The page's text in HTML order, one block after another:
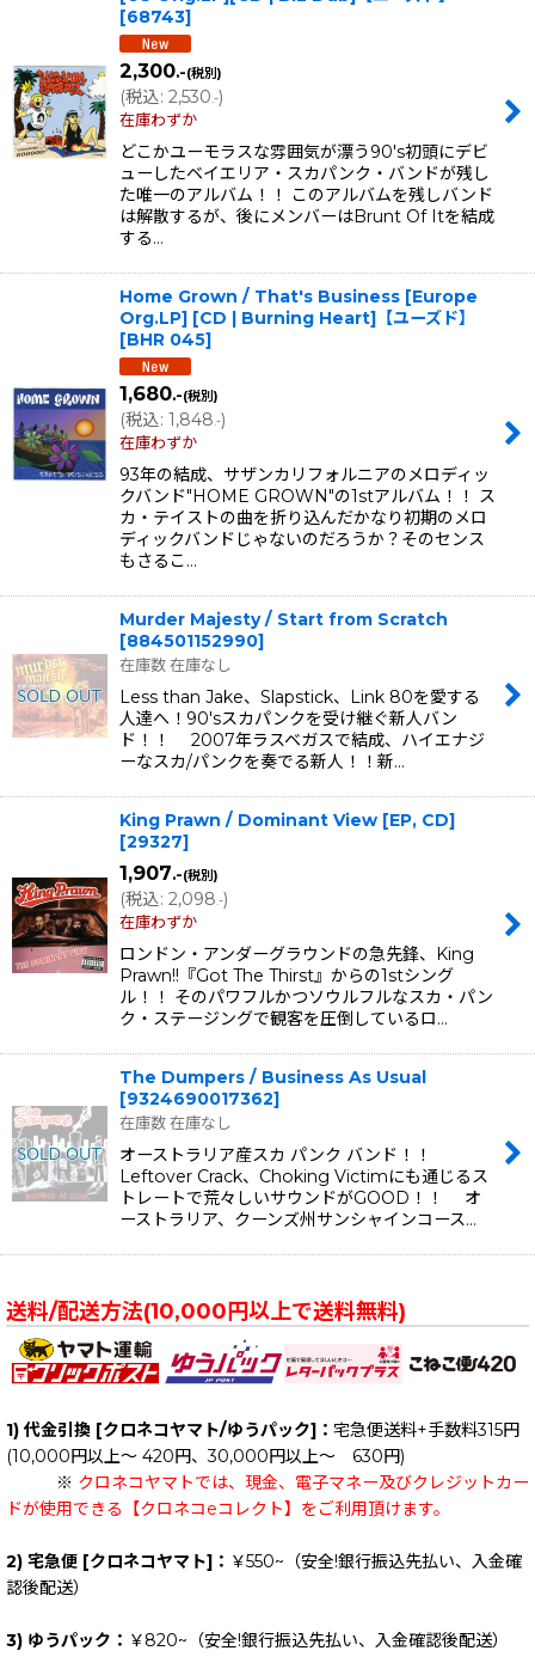
[68743]
2,300.-(税別)
(税込: 2,530.-)
在庫わずか
どこかユーモラスな雰囲気が漂う90's初頭にデビ
ューしたベイエリア・スカパンク・バンドが残し
た唯一のアルバム！！ このアルバムを残しバンド
は解散するが、後にメンバーはBrunt Of Itを結成
する…
Home Grown / That's Business [Europe
Org.LP] [CD | Burning Heart]【ユーズド】
[BHR 045]
1,680.-(税別)
(税込: 1,848 .-)
在庫わずか
93年の結成、サザンカリフォルニアのメロディッ
クバンド"HOME GROWN"の1stアルバム！！ ス
カ・テイストの曲を折り込んだかなり初期のメロ
ディックバンドじゃないのだろうか？そのセンス
もさるこ…
Murder Majesty / Start from Scratch
[884501152990]
在庫数 在庫なし
Less than Jake、Slapstick、Link 80を愛する
人達へ！90'sスカパンクを受け継ぐ新人バン
ド！！ 2007年ラスベガスで結成、ハイエナジ
ーなスカ/パンクを奏でる新人！！新…
King Prawn / Dominant View [EP, CD]
[29327]
1,907.-(税別)
(税込: 2,098 .-)
在庫わずか
ロンドン・アンダーグラウンドの急先鋒、King
Prawn!!『Got The Thirst』からの1stシング
ル！！ そのパワフルかつソウルフルなスカ・パン
ク・ステージングで観客を圧倒しているロ…
The Dumpers / Business As Usual
[9324690017362]
在庫数 在庫なし
オーストラリア産スカ パンク バンド！！
Leftover Crack、Choking Victimにも通じるス
トレートで荒々しいサウンドがGOOD！！ オ
ーストラリア、クーンズ州サンシャインコース…
送料/配送方法(10,000円以上で送料無料)
1) 代金引換 [クロネコヤマト/ゆうパック]： 宅急便送料+手数料315円
(10,000円以上～ 420円、30,000円以上～ 630円)
※ クロネコヤマトでは、現金、電子マネー及びクレジットカー
ドが使用できる【クロネコeコレクト】をご利用頂けます。
2) 宅急便 [クロネコヤマト]： ￥550~（安全!銀行振込先払い、入金確
認後配送）
3) ゆうパック： ￥820~（安全!銀行振込先払い、入金確認後配送）